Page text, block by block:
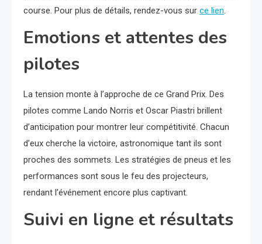
course. Pour plus de détails, rendez-vous sur ce lien.
Emotions et attentes des
pilotes
La tension monte à l’approche de ce Grand Prix. Des
pilotes comme Lando Norris et Oscar Piastri brillent
d’anticipation pour montrer leur compétitivité. Chacun
d’eux cherche la victoire, astronomique tant ils sont
proches des sommets. Les stratégies de pneus et les
performances sont sous le feu des projecteurs,
rendant l’événement encore plus captivant.
Suivi en ligne et résultats